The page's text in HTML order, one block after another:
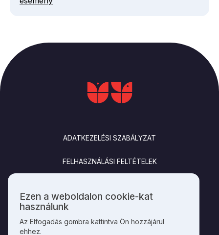
ADATKEZELÉSI SZABÁLYZAT
FELHASZNÁLÁSI FELTÉTELEK
Személyes
adatok
és
Ezen a weboldalon cookie-kat
használunk
Az Elfogadás gombra kattintva Ön hozzájárul
ehhez.